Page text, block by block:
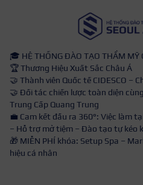
🎓 HỆ THỐNG ĐÀO TẠO THẨM MỸ
🏆 Thương Hiệu Xuất Sắc Châu Á
🤝 Thành viên Quốc tế CIDESCO –
🤝 Đối tác chiến lược toàn diện
Trung Cấp Quang Trung
💼 Cam kết đầu ra 360°: Việc làm
– Hỗ trợ mở tiệm – Đào tạo tự kéo
🎁 MIỄN PHÍ khóa: Setup Spa –
hiệu cá nhân